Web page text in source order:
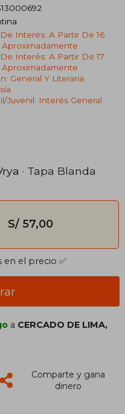
Interés: A Partir De 16
Aproximadamente
Interés: A Partir De 17
Aproximadamente
General Y Literaria
juvenil: Interés General
· Tapa Blanda
S/ 57,00
el precio ✅
a CERCADO DE LIMA,
Comparte y gana
dinero